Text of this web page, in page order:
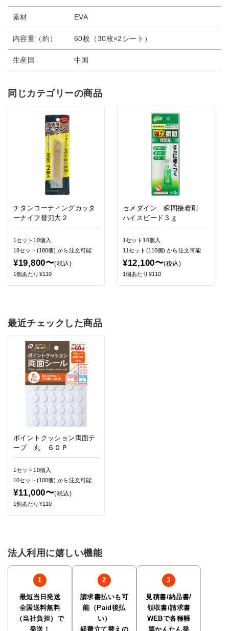
素材 EVA
内容量（約） 60枚（30枚×2シート）
生産国 中国
同じカテゴリーの商品
チタンコーティングカッタ
ーナイフ替刃大２
1セット10個入
18セット(180個)から注文可能
¥19,800〜(税込)
1個あたり¥110
セメダイン 瞬間接着剤
ハイスピード３ｇ
1セット10個入
11セット(110個)から注文可能
¥12,100〜(税込)
1個あたり¥110
最近チェックした商品
ポイントクッション両面テ
ープ 丸 ６０Ｐ
1セット10個入
10セット(100個)から注文可能
¥11,000〜(税込)
1個あたり¥110
法人利用に嬉しい機能
最短当日発送
全国送料無料
（当社負担）で
発送！
請求書払いも可
能（Paid後払
い）
経費立て替えの
見積書/納品書/
領収書/請求書
WEBで各種帳
票かんたん発